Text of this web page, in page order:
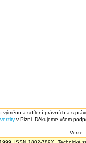
výměnu a sdílení právních a s
v Plzni. Děkujeme všem
Verze: